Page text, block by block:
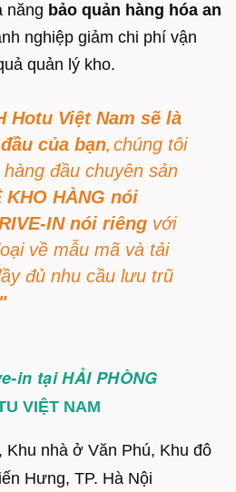
năng bảo quản hàng hóa an
nghiệp giảm chi phí vận
quản lý kho.
Hotu Việt Nam sẽ là
của bạn, chúng tôi
đầu chuyên sản
KHO HÀNG nói
IN nói riêng với
về mẫu mã và tải
đủ nhu cầu lưu trũ
"
in tại HẢI PHÒNG
VIỆT NAM
Khu nhà ở Văn Phú, Khu đô
Hưng, TP. Hà Nội